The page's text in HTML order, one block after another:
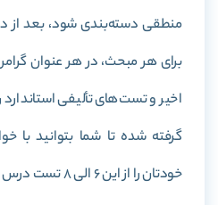
منطقی دسته‌بندی شود، بعد از
برای هر مبحث، در هر عنوان
اخیر و تست‌های تألیفی استاندارد
گرفته شده تا شما بتوانید با
خودتان را از این 6 الی 8 تست درس زبان انگلیسی راحت کنید.